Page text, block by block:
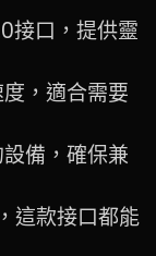
接口，提供靈
，適合需要
備，確保兼
這款接口都能